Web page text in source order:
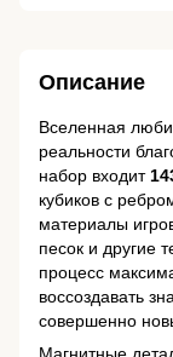
Описание
Вселенная
реальности
набор входит
кубиков с
материалы
песок и другие
процесс
воссоздавать
совершенно